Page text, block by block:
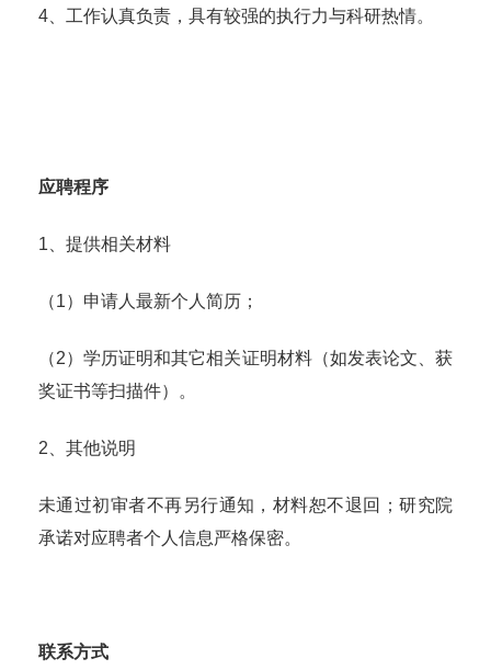
4、工作认真负责，具有较强的执行力与科研热情。
应聘程序
1、提供相关材料
（1）申请人最新个人简历；
（2）学历证明和其它相关证明材料（如发表论文、获
奖证书等扫描件）。
2、其他说明
未通过初审者不再另行通知，材料恕不退回；研究院
承诺对应聘者个人信息严格保密。
联系方式